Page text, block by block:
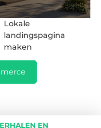
Lokale
landingspagina
maken
EN